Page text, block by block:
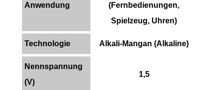
Anwendung
(Fernbedienungen,
Spielzeug, Uhren)
Technologie Alkali-Mangan (Alkaline)
Nennspannung
(V)
1,5